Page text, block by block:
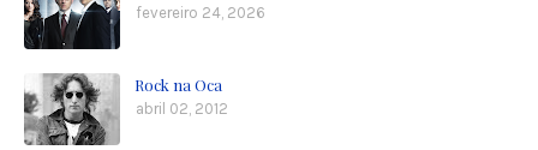
fevereiro 24, 2026
Rock na Oca
abril 02, 2012